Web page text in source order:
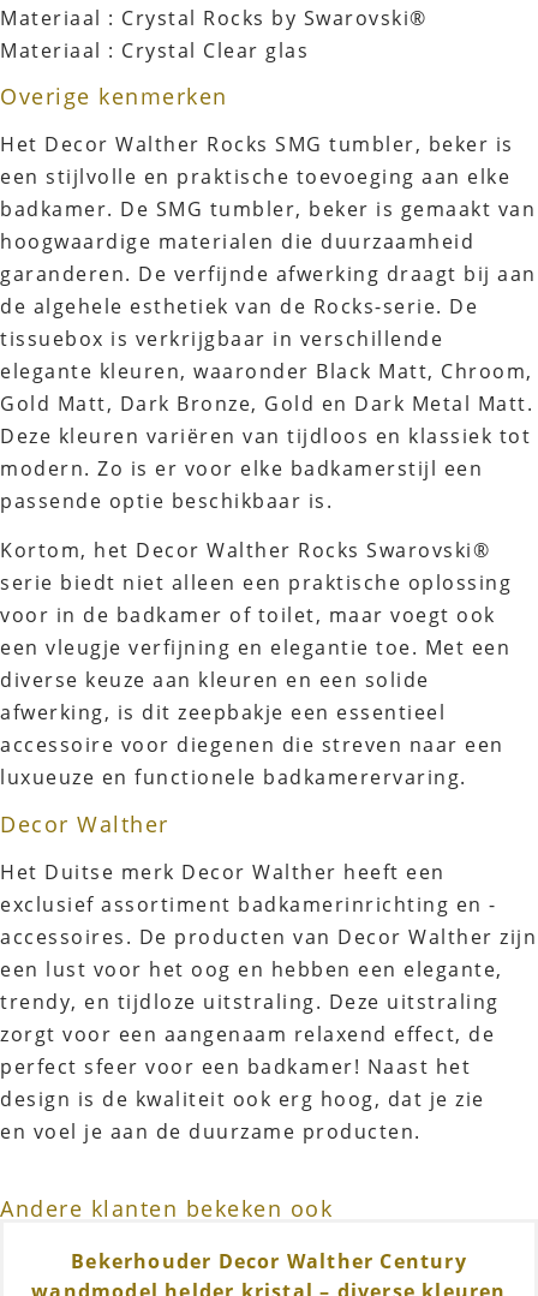
Materiaal : Crystal Rocks by Swarovski®
Materiaal : Crystal Clear glas
Overige kenmerken
Het Decor Walther Rocks SMG tumbler, beker is
een stijlvolle en praktische toevoeging aan elke
badkamer. De SMG tumbler, beker is gemaakt van
hoogwaardige materialen die duurzaamheid
garanderen. De verfijnde afwerking draagt bij aan
de algehele esthetiek van de Rocks-serie. De
tissuebox is verkrijgbaar in verschillende
elegante kleuren, waaronder Black Matt, Chroom,
Gold Matt, Dark Bronze, Gold en Dark Metal Matt.
Deze kleuren variëren van tijdloos en klassiek tot
modern. Zo is er voor elke badkamerstijl een
passende optie beschikbaar is.
Kortom, het Decor Walther Rocks Swarovski®
serie biedt niet alleen een praktische oplossing
voor in de badkamer of toilet, maar voegt ook
een vleugje verfijning en elegantie toe. Met een
diverse keuze aan kleuren en een solide
afwerking, is dit zeepbakje een essentieel
accessoire voor diegenen die streven naar een
luxueuze en functionele badkamerervaring.
Decor Walther
Het Duitse merk Decor Walther heeft een
exclusief assortiment badkamerinrichting en -
accessoires. De producten van Decor Walther zijn
een lust voor het oog en hebben een elegante,
trendy, en tijdloze uitstraling. Deze uitstraling
zorgt voor een aangenaam relaxend effect, de
perfect sfeer voor een badkamer! Naast het
design is de kwaliteit ook erg hoog, dat je zie
en voel je aan de duurzame producten.
Andere klanten bekeken ook
Bekerhouder Decor Walther Century